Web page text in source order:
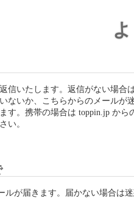
信いたします。返信がない場合
ないか、こちらからのメールが
す。携帯の場合は toppin.jp から
い。
ルが届きます。届かない場合は